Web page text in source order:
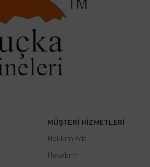
MÜŞTERI HIZMETLERI
Hakkımızda
Hesabım